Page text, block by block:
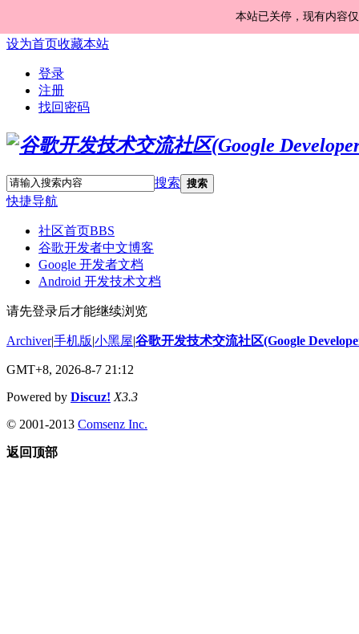
本站已关停，现有内容
设为首页收藏本站
登录
注册
找回密码
搜索 搜索
快捷导航
社区首页BBS
谷歌开发者中文博客
Google 开发者文档
Android 开发技术文档
请先登录后才能继续浏览
Archiver|手机版|小黑屋|谷歌开发技术交流社区(Google
GMT+8, 2026-8-7 21:12
Powered by Discuz! X3.3
© 2001-2013 Comsenz Inc.
返回顶部